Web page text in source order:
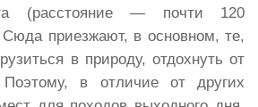
(расстояние — почти 120
Сюда приезжают, в основном, те,
в природу, отдохнуть от
Поэтому, в отличие от других